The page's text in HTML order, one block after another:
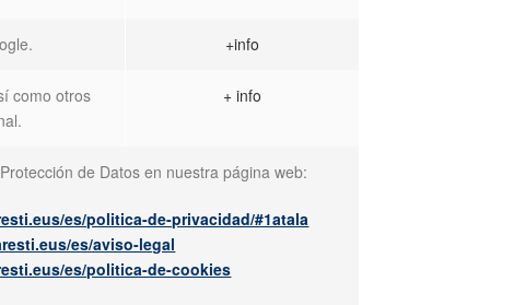
+info
como otros
+ info
de Datos en nuestra página web:
es/politica-de-privacidad/#1atala
es/aviso-legal
es/politica-de-cookies